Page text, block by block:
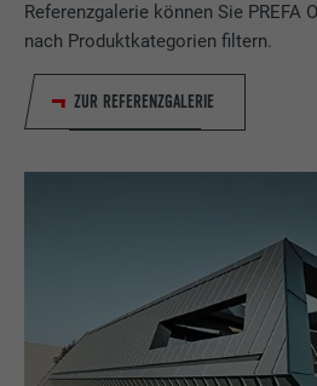
Referenzgalerie können Sie PREFA
nach Produktkategorien filtern.
ZUR REFERENZGALERIE